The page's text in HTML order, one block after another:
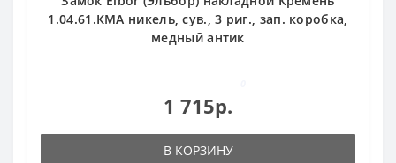
1.04.61.КМА никель, сув., 3 риг., зап. коробка,
медный антик
1 715р.
В КОРЗИНУ